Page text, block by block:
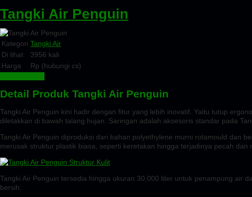
Tangki Air Penguin
Kategori Tangki Air
Di lihat
3956 kali
Harga
Rp (hubungi cs)
Detail Produk Tangki Air Penguin
Tangki Air Penguin kini hadir dengan fitur yang lebih inovatif. Yaitu tutup
diletakkan di bawah talang hujan. Saringan adalah aksesoris standar pada
Tangki Air Penguin diproduksi dari bahan polyethylene murni rotamould dan
merusak struktur plastik biasa, seperti keretakan hingga terjadinya pecah dan
Tangki Air Penguin tersedia hingga ukuran 30.000 liter untuk penampung air
bersih.